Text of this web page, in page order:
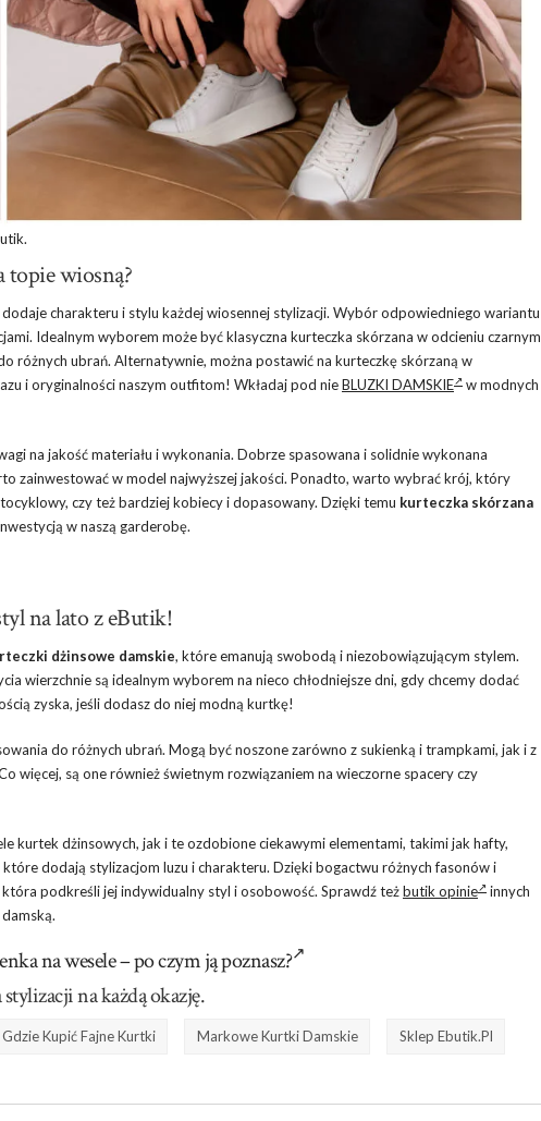
topie wiosną?
charakteru i stylu każdej wiosennej stylizacji. Wybór odpowiedniego wariantu
Idealnym wyborem może być klasyczna kurteczka skórzana w odcieniu czarnym
różnych ubrań. Alternatywnie, można postawić na kurteczkę skórzaną w
i oryginalności naszym outfitom! Wkładaj pod nieBLUZKI DAMSKIE
w modnych
na jakość materiału i wykonania. Dobrze spasowana i solidnie wykonana
zainwestować w model najwyższej jakości. Ponadto, warto wybrać krój, który
czy też bardziej kobiecy i dopasowany. Dzięki temu kurteczka skórzana
w naszą garderobę.
na lato z eButik!
dżinsowe damskie, które emanują swobodą i niezobowiązującym stylem.
wierzchnie są idealnym wyborem na nieco chłodniejsze dni, gdy chcemy dodać
zyska, jeśli dodasz do niej modną kurtkę!
do różnych ubrań. Mogą być noszone zarówno z sukienką i trampkami, jak i z
więcej, są one również świetnym rozwiązaniem na wieczorne spacery czy
kurtek dżinsowych, jak i te ozdobione ciekawymi elementami, takimi jak hafty,
dodają stylizacjom luzu i charakteru. Dzięki bogactwu różnych fasonów i
podkreśli jej indywidualny styl i osobowość. Sprawdź teżbutik opinie
innych
na wesele – po czym ją poznasz?
stylizacji na każdą okazję.
Gdzie Kupić Fajne Kurtki Markowe Kurtki Damskie Sklep Ebutik.pl